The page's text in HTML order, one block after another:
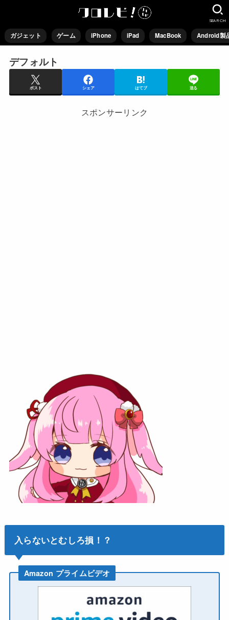
ガジェット ゲーム iPhone iPad MacBook Android製
SEARCH
デフォルト
ポスト シェア はてブ 送る
スポンサーリンク
入らないとむしろ損！？
Amazon プライムビデオ